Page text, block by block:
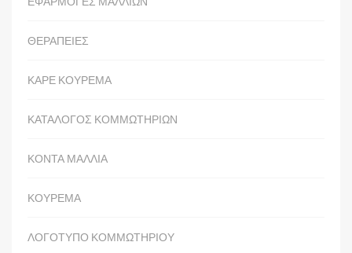
ΘΕΡΑΠΕΙΕΣ
ΚΑΡΕ ΚΟΥΡΕΜΑ
ΚΑΤΑΛΟΓΟΣ ΚΟΜΜΩΤΗΡΙΩΝ
ΚΟΝΤΑ ΜΑΛΛΙΑ
ΚΟΥΡΕΜΑ
ΛΟΓΟΤΥΠΟ ΚΟΜΜΩΤΗΡΙΟΥ